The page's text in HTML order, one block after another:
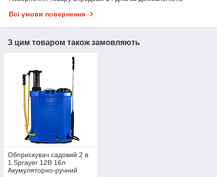
Всі умови повернення
З цим товаром також замовляють
Обприскувач садовий 2 в
1 Sprayer 12В 16л
Акумуляторно-ручний